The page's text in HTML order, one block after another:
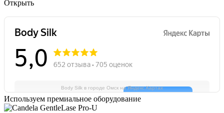
Открыть
Body Silk в городе Омск на Яндекс.Картах
Используем премиальное оборудование